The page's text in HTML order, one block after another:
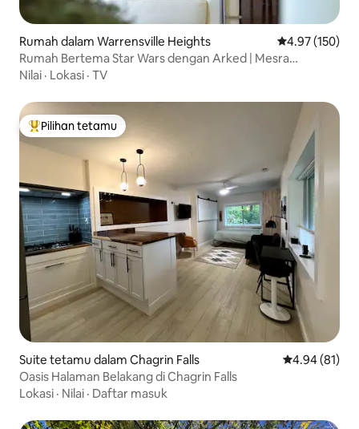
Rumah dalam Warrensville Heights Penarafan
4.97 (150)
Rumah Bertema Star Wars dengan Arked | Mesra
Keluarga
Nilai · Lokasi · TV
Pilihan utama tetamu
Pilihan tetamu
Suite tetamu dalam Chagrin Falls Penarafan
4.94 (81)
Oasis Halaman Belakang di Chagrin Falls
Lokasi · Nilai · Daftar masuk